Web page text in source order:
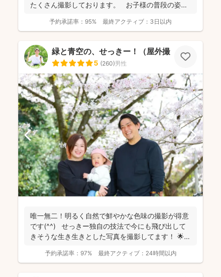
たくさん撮影しております。 お子様の普段の姿を
予約承諾率： 95% 最終アクティブ： 3日以内
緑と青空の、せっきー！（屋外撮影もお任せ🌟
5 (260)男性
唯一無二！明るく自然で鮮やかな色味の撮影が得意
です(^^) せっきー独自の技法で今にも飛び出して
きそうな生き生きとした写真を撮影してます！ 🌟屋
予約承諾率： 97% 最終アクティブ： 24時間以内